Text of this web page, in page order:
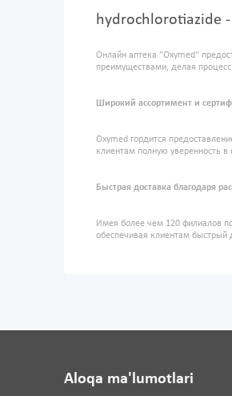
hydrochlorotiazide -
Онлайн аптека "Oxymed"
преимуществами, делая
Широкий ассортимент и
Oxymed гордится
клиентам полную уверенность в
Быстрая доставка благодаря
Имея более чем 120 филиалов
обеспечивая клиентам
Aloqa ma'lumotlari